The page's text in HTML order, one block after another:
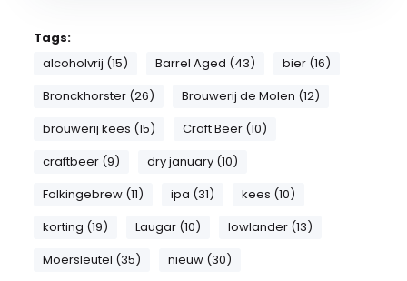
Tags:
alcoholvrij (15)
Barrel Aged (43)
bier (16)
Bronckhorster (26)
Brouwerij de Molen (12)
brouwerij kees (15)
Craft Beer (10)
craftbeer (9)
dry january (10)
Folkingebrew (11)
ipa (31)
kees (10)
korting (19)
Laugar (10)
lowlander (13)
Moersleutel (35)
nieuw (30)